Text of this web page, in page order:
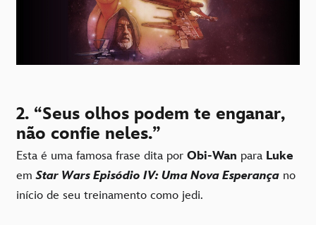
2. “Seus olhos podem te enganar,
não confie neles.”
Esta é uma famosa frase dita por Obi-Wan para Luke
emStar Wars Episódio IV: Uma Nova Esperança no
início de seu treinamento como jedi.